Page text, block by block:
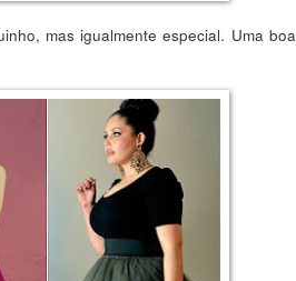
mas igualmente especial. Uma boa